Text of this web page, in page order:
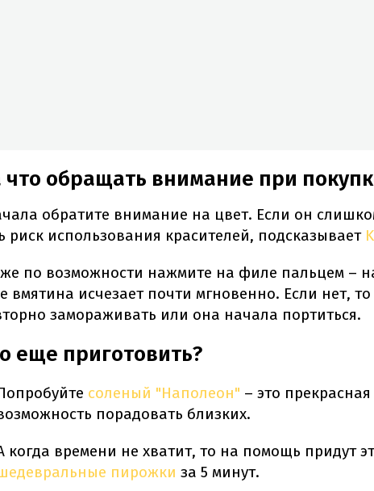
что обращать внимание при
обратите внимание на цвет. Если он
риск использования красителей, подсказывает
по возможности нажмите на филе пальцем –
вмятина исчезает почти мгновенно. Если нет,
замораживать или она начала портиться.
еще приготовить?
соленый "Наполеон" – это прекрасная
порадовать близких.
когда времени не хватит, то на помощь придут
пирожки за 5 минут.